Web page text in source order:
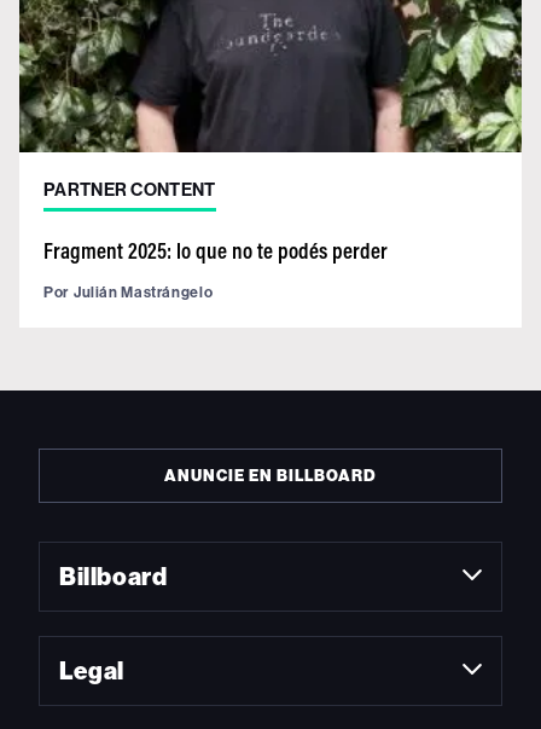
PARTNER CONTENT
Fragment 2025: lo que no te podés perder
Por Julián Mastrángelo
ANUNCIE EN BILLBOARD
Billboard
Legal